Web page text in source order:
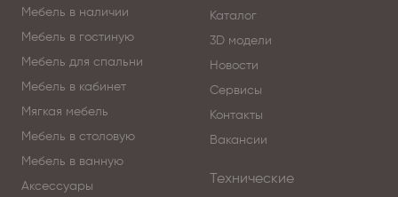
Мебель в наличии
Мебель в гостиную
Мебель для спальни
Мебель в кабинет
Мягкая мебель
Мебель в столовую
Мебель в ванную
Аксессуары
Каталог
3D модели
Новости
Сервисы
Контакты
Вакансии
Технические